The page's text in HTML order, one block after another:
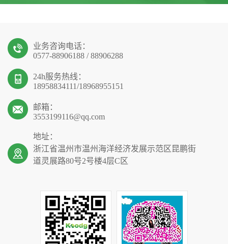
业务咨询电话：
0577-88906188 / 88906288
24h服务热线：
18958834111/18968955151
邮箱：
3553199116@qq.com
地址：
浙江省温州市温州海洋经济发展示范区昆鹏街
道灵展路80号2号楼4层C区